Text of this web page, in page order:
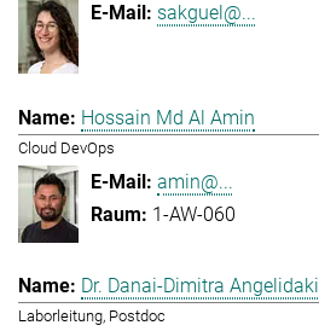
sakguel@...
Hossain Md Al Amin
Cloud DevOps
amin@...
1-AW-060
Dr. Danai-Dimitra Angelidaki
Laborleitung, Postdoc